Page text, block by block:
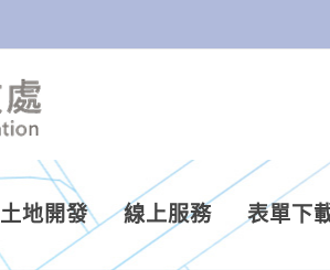
土地開發 線上服務 表單下